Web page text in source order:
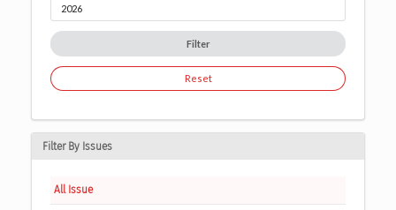
Filter
Reset
Filter By Issues
All Issue